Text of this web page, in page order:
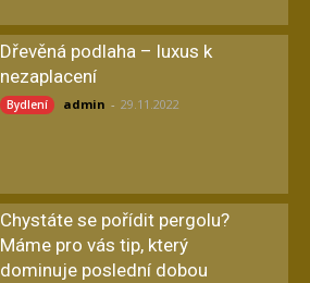
Dřevěná podlaha – luxus k
nezaplacení
Bydlení admin - 29.11.2022
Chystáte se pořídit pergolu?
Máme pro vás tip, který
dominuje poslední dobou